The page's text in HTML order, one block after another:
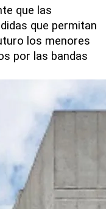
que las
que permitan
los menores
por las bandas